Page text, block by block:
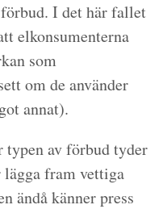
I det här fallet
elkonsumenterna
som
om de använder
annat).
av förbud tyder
fram vettiga
ändå känner press